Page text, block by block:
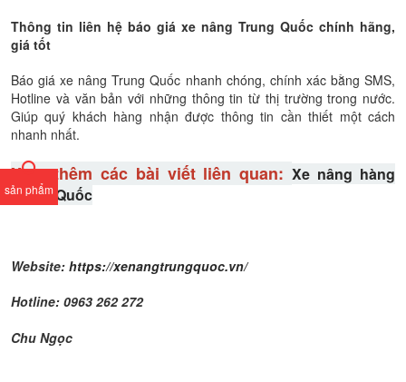
sản phẩm
Thông tin liên hệ báo giá xe nâng Trung Quốc chính hãng,
giá tốt
Báo giá xe nâng Trung Quốc nhanh chóng, chính xác bằng SMS,
Hotline và văn bản với những thông tin từ thị trường trong nước.
Giúp quý khách hàng nhận được thông tin cần thiết một cách
nhanh nhất.
Xem thêm các bài viết liên quan:Xe nâng hàng
Trung Quốc
Website: https://xenangtrungquoc.vn/
Hotline: 0963 262 272
Chu Ngọc